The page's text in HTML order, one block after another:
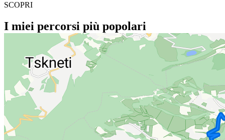
SCOPRI
I miei percorsi più popolari